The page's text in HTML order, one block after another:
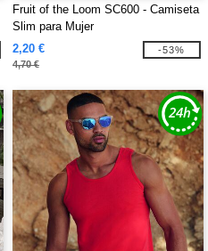
Fruit of the Loom SC600 - Camiseta
Slim para Mujer
2,20 €
4,70 €
-53%